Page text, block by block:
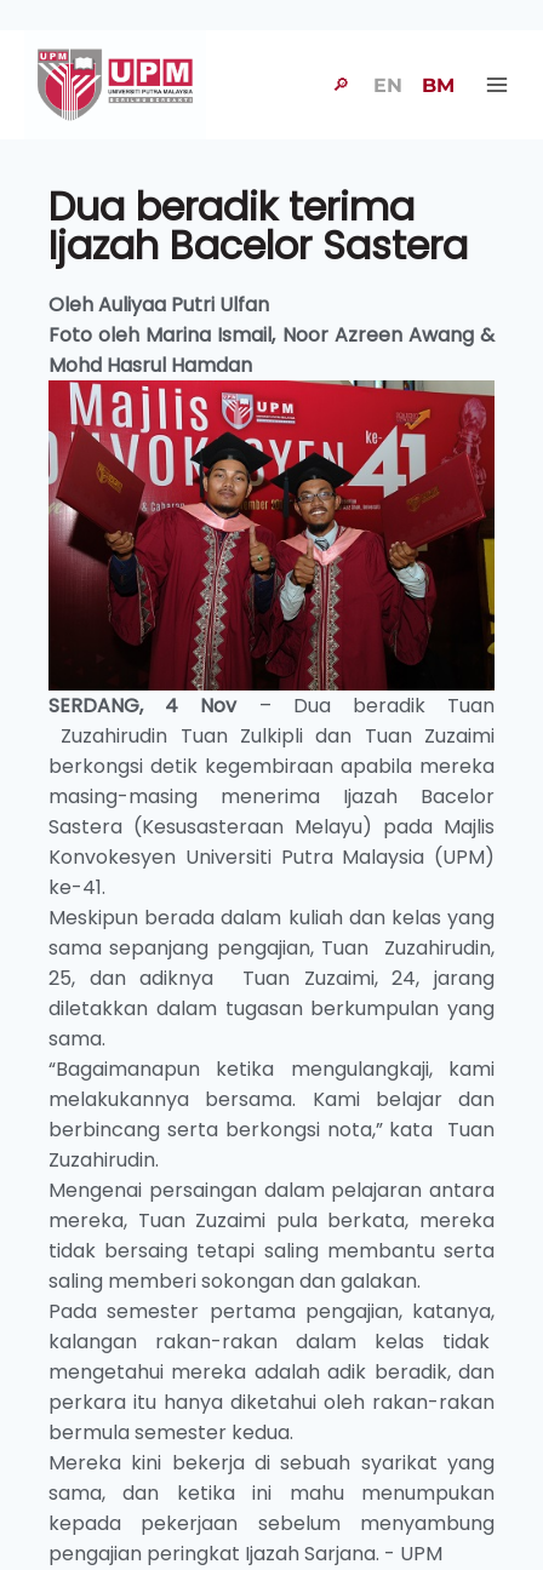
🔎 EN BM
Dua beradik terima
Ijazah Bacelor Sastera
Oleh Auliyaa Putri Ulfan
Foto oleh Marina Ismail, Noor Azreen Awang &
Mohd Hasrul Hamdan
SERDANG, 4 Nov– Dua beradik Tuan
Zuzahirudin Tuan Zulkipli dan Tuan Zuzaimi
berkongsi detik kegembiraan apabila mereka
masing-masing menerima Ijazah Bacelor
Sastera (Kesusasteraan Melayu) pada Majlis
Konvokesyen Universiti Putra Malaysia (UPM)
ke-41.
Meskipun berada dalam kuliah dan kelas yang
sama sepanjang pengajian, Tuan Zuzahirudin,
25, dan adiknya Tuan Zuzaimi, 24, jarang
diletakkan dalam tugasan berkumpulan yang
sama.
“Bagaimanapun ketika mengulangkaji, kami
melakukannya bersama. Kami belajar dan
berbincang serta berkongsi nota,” kata Tuan
Zuzahirudin.
Mengenai persaingan dalam pelajaran antara
mereka, Tuan Zuzaimi pula berkata, mereka
tidak bersaing tetapi saling membantu serta
saling memberi sokongan dan galakan.
Pada semester pertama pengajian, katanya,
kalangan rakan-rakan dalam kelas tidak
mengetahui mereka adalah adik beradik, dan
perkara itu hanya diketahui oleh rakan-rakan
bermula semester kedua.
Mereka kini bekerja di sebuah syarikat yang
sama, dan ketika ini mahu menumpukan
kepada pekerjaan sebelum menyambung
pengajian peringkat Ijazah Sarjana. - UPM